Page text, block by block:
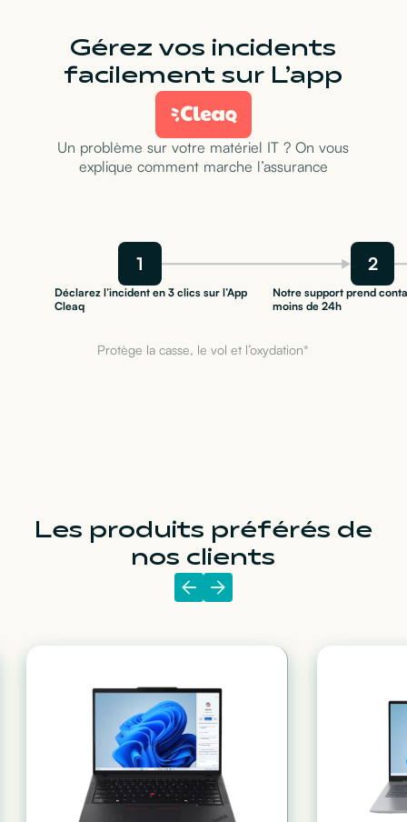
Gérez vos incidents
facilement sur L’app
Un problème sur votre matériel IT ? On vous
explique comment marche l’assurance
1 2
Déclarez l’incident en 3 clics sur l’App
Cleaq
Notre support prend
moins de 24h
Protège la casse, le vol et l’oxydation*
Les produits préférés de
nos clients